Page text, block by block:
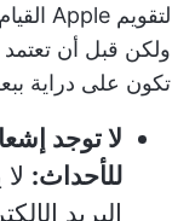
ولكن قبل أن تعتمد
تكون على دراية
لا توجد
للأحداث: